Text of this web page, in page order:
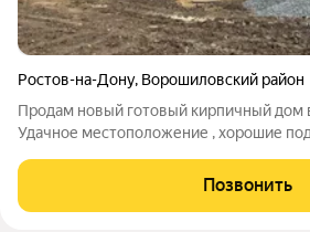
Ростов-на-Дону, Ворошиловский район
Продам новый готовый кирпичный дом
Удачное местоположение , хорошие
Дом возведен полностью из кирпича ,
металлопластиковые окна с внешней
Позвонить